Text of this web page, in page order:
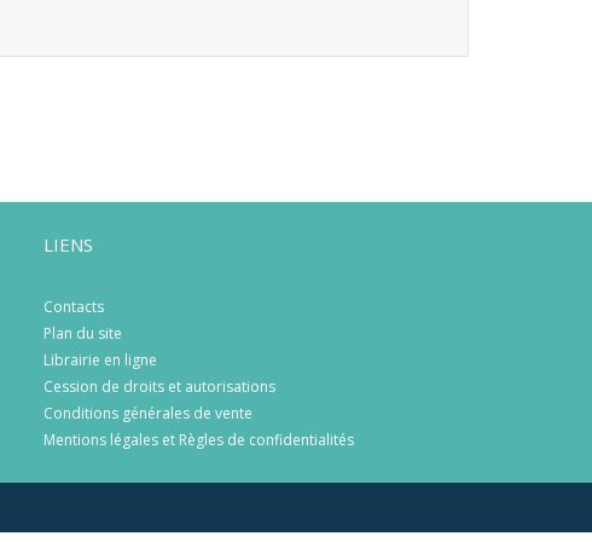
LIENS
Contacts
Plan du site
Librairie en ligne
Cession de droits et autorisations
Conditions générales de vente
Mentions légales et Règles de confidentialités